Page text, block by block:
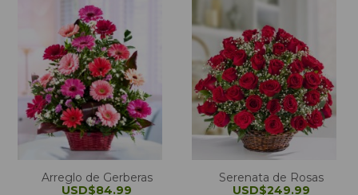
Arreglo de Gerberas
USD$84.99
Serenata de Rosas
USD$249.99